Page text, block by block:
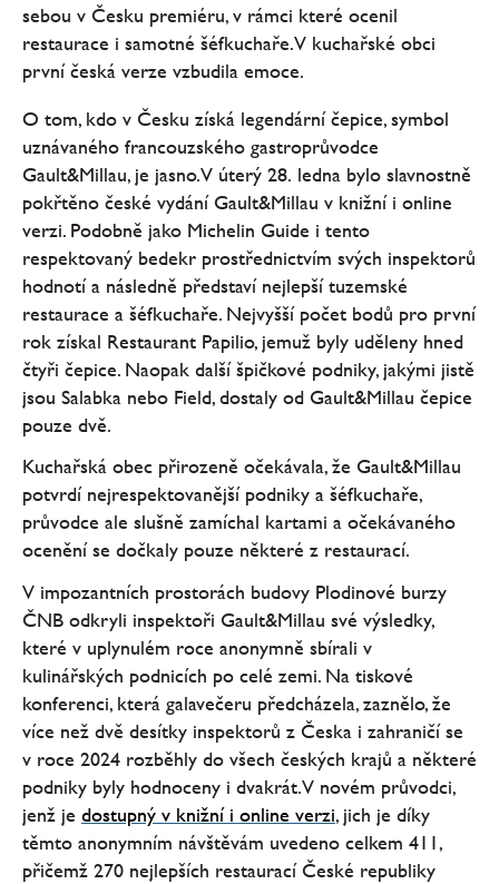
sebou v Česku premiéru, v rámci které ocenil
restaurace i samotné šéfkuchaře. V kuchařské obci
první česká verze vzbudila emoce.
O tom, kdo v Česku získá legendární čepice, symbol
uznávaného francouzského gastroprůvodce
Gault&Millau, je jasno. V úterý 28. ledna bylo slavnostně
pokřtěno české vydání Gault&Millau v knižní i online
verzi. Podobně jako Michelin Guide i tento
respektovaný bedekr prostřednictvím svých inspektorů
hodnotí a následně představí nejlepší tuzemské
restaurace a šéfkuchaře. Nejvyšší počet bodů pro první
rok získal Restaurant Papilio, jemuž byly uděleny hned
čtyři čepice. Naopak další špičkové podniky, jakými jistě
jsou Salabka nebo Field, dostaly od Gault&Millau čepice
pouze dvě.
Kuchařská obec přirozeně očekávala, že Gault&Millau
potvrdí nejrespektovanější podniky a šéfkuchaře,
průvodce ale slušně zamíchal kartami a očekávaného
ocenění se dočkaly pouze některé z restaurací.
V impozantních prostorách budovy Plodinové burzy
ČNB odkryli inspektoři Gault&Millau své výsledky,
které v uplynulém roce anonymně sbírali v
kulinářských podnicích po celé zemi. Na tiskové
konferenci, která galavečeru předcházela, zaznělo, že
více než dvě desítky inspektorů z Česka i zahraničí se
v roce 2024 rozběhly do všech českých krajů a některé
podniky byly hodnoceny i dvakrát. V novém průvodci,
jenž je dostupný v knižní i online verzi, jich je díky
těmto anonymním návštěvám uvedeno celkem 411,
přičemž 270 nejlepších restaurací České republiky